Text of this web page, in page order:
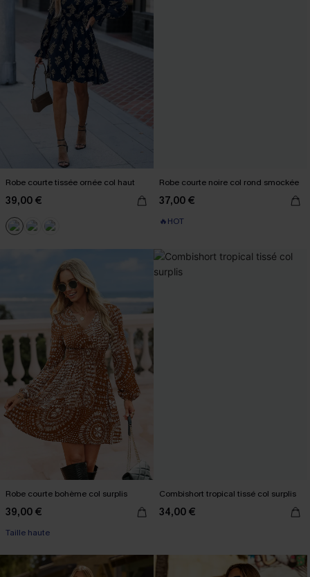
Robe courte tissée ornée col haut
39,00 €
Robe courte noire col rond smockée
37,00 €
🔥HOT
Robe courte bohème col surplis
39,00 €
Taille haute
Combishort tropical tissé col surplis
34,00 €